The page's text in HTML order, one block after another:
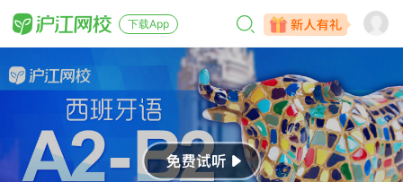
下载App